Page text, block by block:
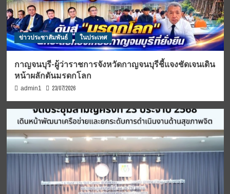
ข่าวประชาสัมพันธ์ ในประเทศ
กาญจนบุรี-ผู้ว่าราชการจังหวัดกาญจนบุรีชี้แจงชัดเจนเดิน
หน้าผลักดันมรดกโลก
admin1 23/07/2026